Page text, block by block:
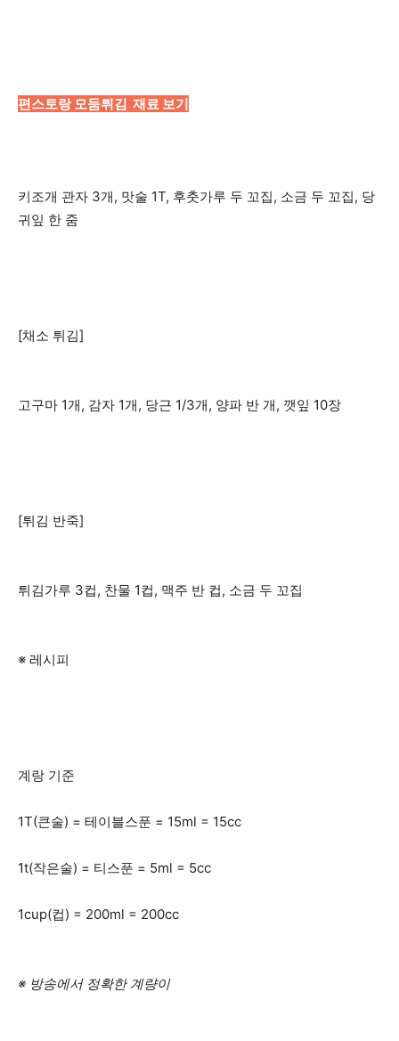
편스토랑 모둠튀김 재료 보기
키조개 관자 3개, 맛술 1T, 후춧가루 두 꼬집, 소금 두 꼬집, 당
귀잎 한 줌
[채소 튀김]
고구마 1개, 감자 1개, 당근 1/3개, 양파 반 개, 깻잎 10장
[튀김 반죽]
튀김가루 3컵, 찬물 1컵, 맥주 반 컵, 소금 두 꼬집
※ 레시피
계랑 기준
1T(큰술) = 테이블스푼 = 15ml = 15cc
1t(작은술) = 티스푼 = 5ml = 5cc
1cup(컵) = 200ml = 200cc
※ 방송에서 정확한 계량이